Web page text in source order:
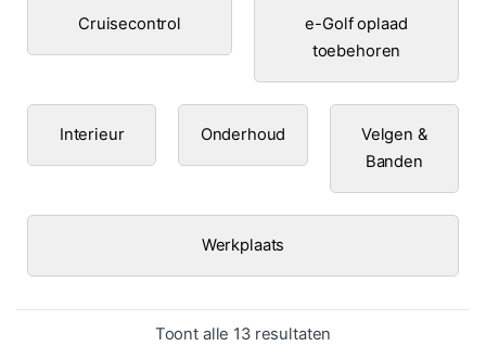
Cruisecontrol
e-Golf oplaad
toebehoren
Interieur Onderhoud
Velgen &
Banden
Werkplaats
Toont alle 13 resultaten